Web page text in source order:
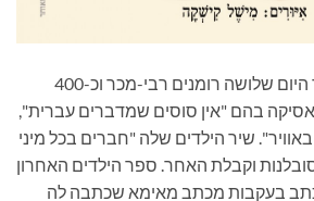
חנה גולדברג כתבה עד היום שלושה רומנים רבי-מכר וכ-400
בהם "אין סוסים שמדברים עברית",
שיר הילדים שלה "חברים בכל מיני
וקבלת האחר. ספר הילדים האחרון
בעקבות מכתב מאימא שכתבה לה